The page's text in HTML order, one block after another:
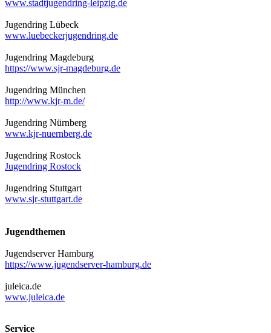
www.stadtjugendring-leipzig.de
Jugendring Lübeck
www.luebeckerjugendring.de
Jugendring Magdeburg
https://www.sjr-magdeburg.de
Jugendring München
http://www.kjr-m.de/
Jugendring Nürnberg
www.kjr-nuernberg.de
Jugendring Rostock
Jugendring Rostock
Jugendring Stuttgart
www.sjr-stuttgart.de
Jugendthemen
Jugendserver Hamburg
https://www.jugendserver-hamburg.de
juleica.de
www.juleica.de
Service